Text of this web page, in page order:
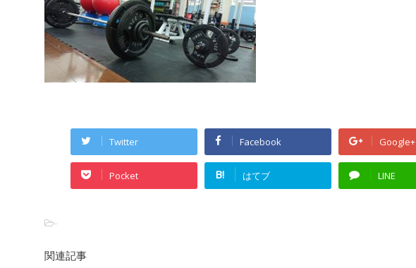
Twitter Facebook Google+
Pocket B! はてブ LINE
-
関連記事